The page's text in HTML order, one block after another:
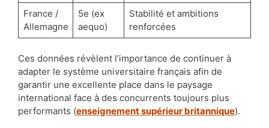
France /
Allemagne
5e (ex
aequo)
Stabilité et ambitions
renforcées
Ces données révèlent l’importance de continuer à
adapter le système universitaire français afin de
garantir une excellente place dans le paysage
international face à des concurrents toujours plus
performants (enseignement supérieur britannique).